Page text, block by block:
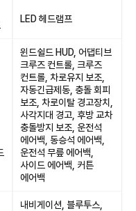
LED 헤드램프
윈드쉴드 HUD, 어댑티브
크루즈 컨트롤, 크루즈
컨트롤, 차로유지 보조,
자동긴급제동, 충돌 회피
보조, 차로이탈 경고장치,
사각지대 경고, 후방 교차
충돌방지 보조, 운전석
에어백, 동승석 에어백,
운전석 무릎 에어백,
사이드 에어백, 커튼
에어백
내비게이션, 블루투스,